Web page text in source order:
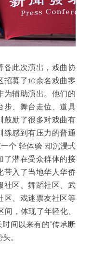
备此次演出，戏曲协
招募了10余名戏曲零
为辅助演出。他们的
步、舞台走位、道具
鼓励了很多对戏曲有
练感到有压力的普通
个“轻体验”却沉浸式
了潜在受众群体的接
带入了当地华人华侨
社区、舞蹈社区、武
区、戏迷票友社区等
，体现了年轻化、
间以来有的“传承断
。